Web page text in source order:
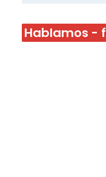
Hablamos -